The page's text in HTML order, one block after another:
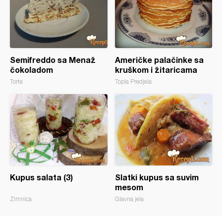
Semifreddo sa Menaž
čokoladom
Torte
Američke palačinke sa
kruškom i žitaricama
Topla Predjela
Kupus salata (3)
Zimnica
Slatki kupus sa suvim
mesom
Glavna jela